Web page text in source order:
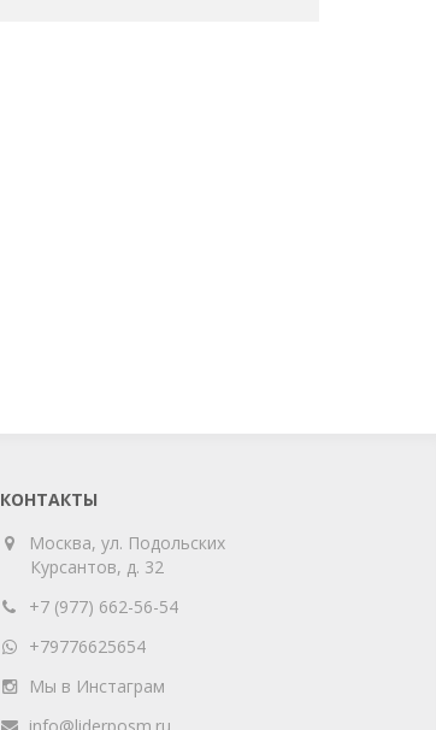
КОНТАКТЫ
Москва, ул. Подольских
Курсантов, д. 32
+7 (977) 662-56-54
+79776625654
Мы в Инстаграм
info@liderposm.ru